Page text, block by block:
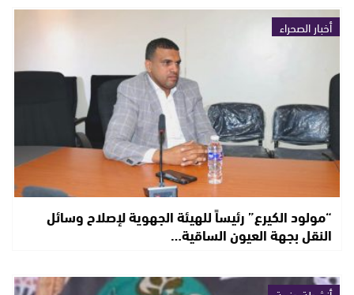
أخبار الصحراء
“مولود الكيرع” رئيساً للهيئة الجهوية لإصلاح وسائل
النقل بجهة العيون الساقية…